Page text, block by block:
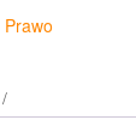
Prawo